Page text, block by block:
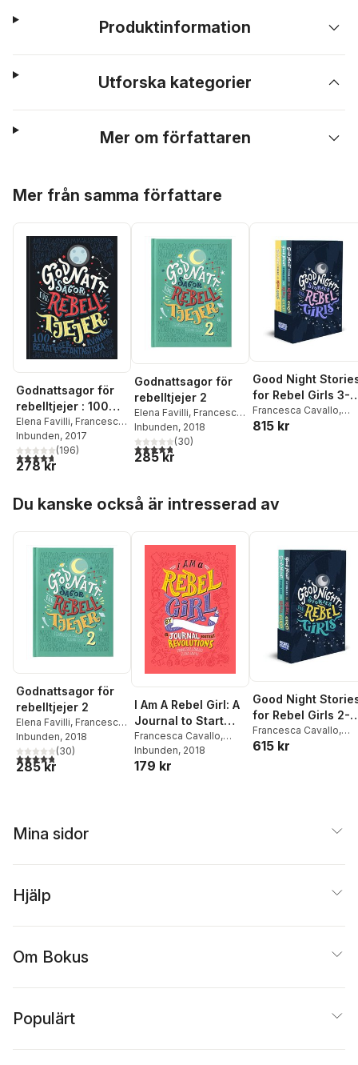
Produktinformation
Utforska kategorier
Mer om författaren
Mer från samma författare
Godnattsagor för
rebelltjejer : 100
berättelser om
fantastiska kvinnor
Elena Favilli, Francesca
Cavallo
Inbunden, 2017
4,7utav 5 stjärnor. Totalt antal röster:
(196)
278 kr
Godnattsagor för
rebelltjejer 2
Elena Favilli, Francesca
Cavallo
Inbunden, 2018
4,8utav 5 stjärnor. Totalt antal röster:
(30)
285 kr
Good Night
for Rebel Girls 3-
Book Gift Set
Francesca Cavallo,
Elena Favilli
815 kr
Du kanske också är intresserad av
Godnattsagor för
rebelltjejer 2
Elena Favilli, Francesca
Cavallo
Inbunden, 2018
4,8utav 5 stjärnor. Totalt antal röster:
(30)
285 kr
I Am A Rebel Girl: A
Journal to Start
Revolutions
Francesca Cavallo,
Elena Favilli,Rebel Girls
Inbunden, 2018
179 kr
Good Night
for Rebel Girls 2-
Book Gift Set
Francesca Cavallo,
Elena Favilli
615 kr
Mina sidor
Hjälp
Om Bokus
Populärt